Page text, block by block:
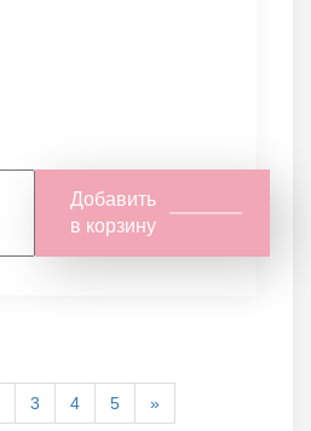
Добавить
в корзину
3 4 5 »